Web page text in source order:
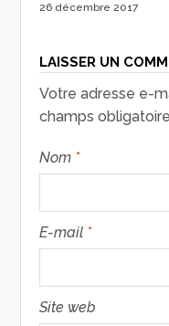
26 décembre 2017
LAISSER UN
Votre adresse e-
champs
Nom *
E-mail *
Site web